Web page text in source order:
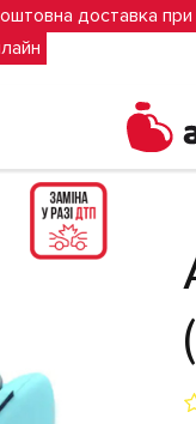
доставка при